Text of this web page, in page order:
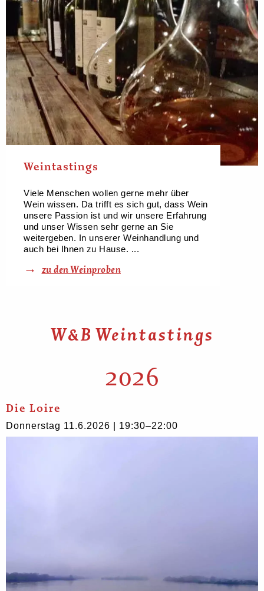
Weintastings
Viele Menschen wollen gerne mehr über
Wein wissen. Da trifft es sich gut, dass Wein
unsere Passion ist und wir unsere Erfahrung
und unser Wissen sehr gerne an Sie
weitergeben. In unserer Weinhandlung und
auch bei Ihnen zu Hause. ...
zu den Weinproben
W&B Weintastings
2026
Die Loire
Donnerstag 11.6.2026 | 19:30–22:00